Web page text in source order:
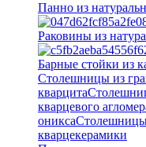
Панно из
Раковины из
Барные стойки из
Столешницы из
кварцита
кварцевого
оникса
кварцекерамики